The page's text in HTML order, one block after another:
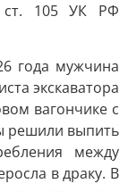
105 УК РФ
года мужчина
экскаватора
вагончике с
решили выпить
между
в драку. В